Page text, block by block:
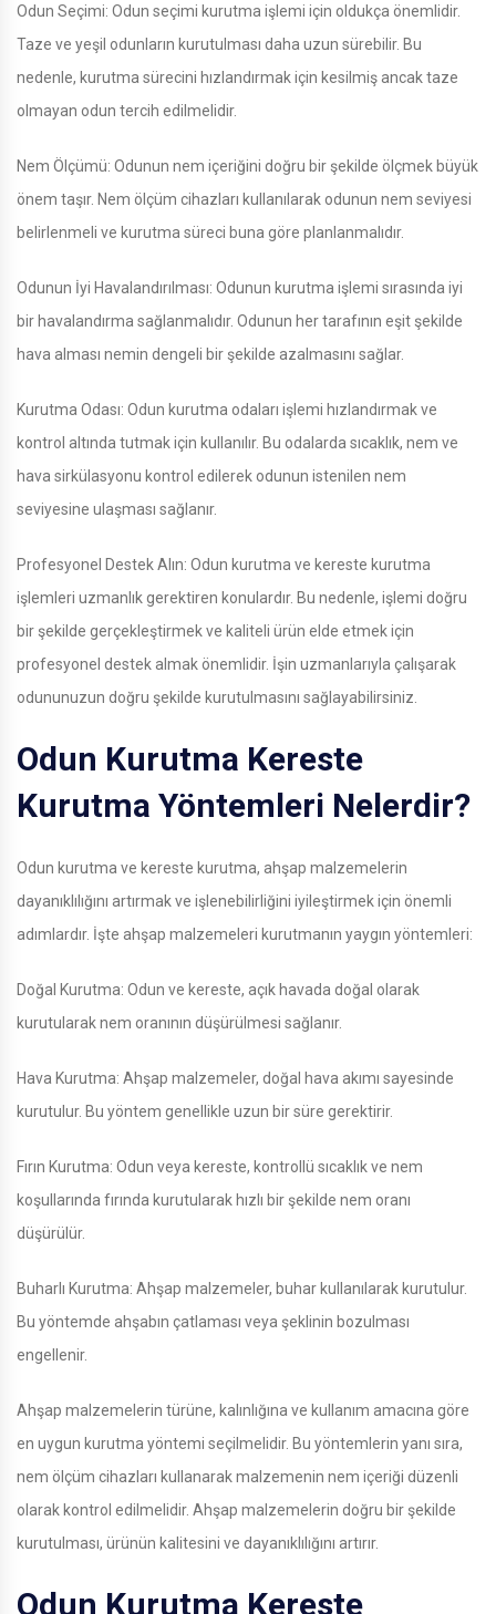
Odun Seçimi: Odun seçimi kurutma işlemi için oldukça önemlidir.
Taze ve yeşil odunların kurutulması daha uzun sürebilir. Bu
nedenle, kurutma sürecini hızlandırmak için kesilmiş ancak taze
olmayan odun tercih edilmelidir.
Nem Ölçümü: Odunun nem içeriğini doğru bir şekilde ölçmek büyük
önem taşır. Nem ölçüm cihazları kullanılarak odunun nem seviyesi
belirlenmeli ve kurutma süreci buna göre planlanmalıdır.
Odunun İyi Havalandırılması: Odunun kurutma işlemi sırasında iyi
bir havalandırma sağlanmalıdır. Odunun her tarafının eşit şekilde
hava alması nemin dengeli bir şekilde azalmasını sağlar.
Kurutma Odası: Odun kurutma odaları işlemi hızlandırmak ve
kontrol altında tutmak için kullanılır. Bu odalarda sıcaklık, nem ve
hava sirkülasyonu kontrol edilerek odunun istenilen nem
seviyesine ulaşması sağlanır.
Profesyonel Destek Alın: Odun kurutma ve kereste kurutma
işlemleri uzmanlık gerektiren konulardır. Bu nedenle, işlemi doğru
bir şekilde gerçekleştirmek ve kaliteli ürün elde etmek için
profesyonel destek almak önemlidir. İşin uzmanlarıyla çalışarak
odununuzun doğru şekilde kurutulmasını sağlayabilirsiniz.
Odun Kurutma Kereste
Kurutma Yöntemleri Nelerdir?
Odun kurutma ve kereste kurutma, ahşap malzemelerin
dayanıklılığını artırmak ve işlenebilirliğini iyileştirmek için önemli
adımlardır. İşte ahşap malzemeleri kurutmanın yaygın yöntemleri:
Doğal Kurutma: Odun ve kereste, açık havada doğal olarak
kurutularak nem oranının düşürülmesi sağlanır.
Hava Kurutma: Ahşap malzemeler, doğal hava akımı sayesinde
kurutulur. Bu yöntem genellikle uzun bir süre gerektirir.
Fırın Kurutma: Odun veya kereste, kontrollü sıcaklık ve nem
koşullarında fırında kurutularak hızlı bir şekilde nem oranı
düşürülür.
Buharlı Kurutma: Ahşap malzemeler, buhar kullanılarak kurutulur.
Bu yöntemde ahşabın çatlaması veya şeklinin bozulması
engellenir.
Ahşap malzemelerin türüne, kalınlığına ve kullanım amacına göre
en uygun kurutma yöntemi seçilmelidir. Bu yöntemlerin yanı sıra,
nem ölçüm cihazları kullanarak malzemenin nem içeriği düzenli
olarak kontrol edilmelidir. Ahşap malzemelerin doğru bir şekilde
kurutulması, ürünün kalitesini ve dayanıklılığını artırır.
Odun Kurutma Kereste